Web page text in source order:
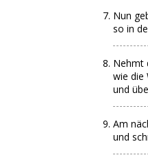
Nun
so in
Nehmt
wie die
und
Am
und